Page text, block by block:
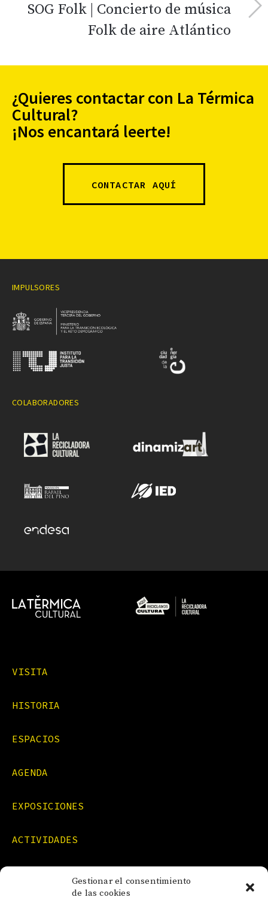
Gestionar el consentimiento
de las cookies
SOG Folk | Concierto de música
Folk de aire Atlántico
¿Quieres contactar con La Térmica
Cultural?
¡Nos encantará leerte!
CONTACTAR AQUÍ
IMPULSORES
COLABORADORES
VISITA
HISTORIA
ESPACIOS
AGENDA
EXPOSICIONES
ACTIVIDADES